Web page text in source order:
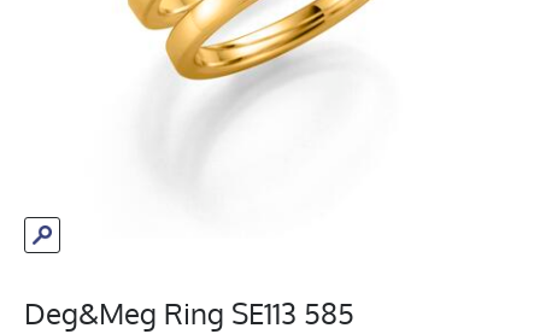
Deg&Meg Ring SE113 585